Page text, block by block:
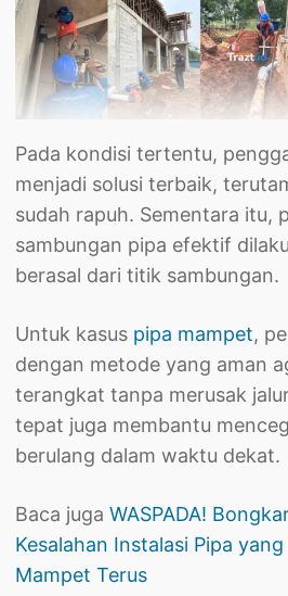
Pada kondisi tertentu,
menjadi solusi terbaik,
sudah rapuh. Sementara itu,
sambungan pipa efektif
berasal dari titik sambungan.
Untuk kasus pipa mampet,
dengan metode yang aman
terangkat tanpa merusak
tepat juga membantu
berulang dalam waktu dekat.
Baca juga WASPADA!
Kesalahan Instalasi Pipa
Mampet Terus